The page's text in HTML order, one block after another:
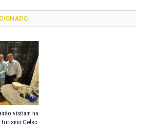
visitam na
Celso